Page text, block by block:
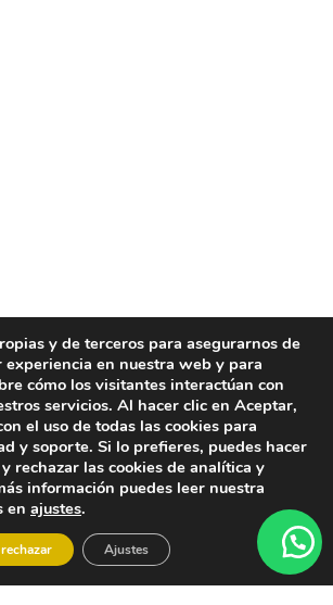
Asian Market. All rights reserved.
y de terceros para asegurarnos de
en nuestra web y para
cómo los visitantes interactúan con
servicios. Al hacer clic en Aceptar,
el uso de todas las cookies para
y soporte. Si lo prefieres, puedes hacer
rechazar las cookies de analítica y
información puedes leer nuestra
en ajustes.
rechazar Ajustes